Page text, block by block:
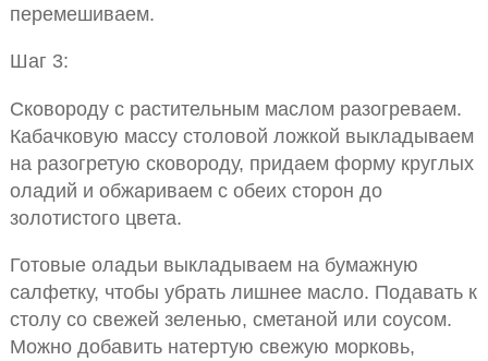
перемешиваем.
Шаг 3:
Сковороду с растительным маслом разогреваем.
Кабачковую массу столовой ложкой выкладываем
на разогретую сковороду, придаем форму круглых
оладий и обжариваем с обеих сторон до
золотистого цвета.
Готовые оладьи выкладываем на бумажную
салфетку, чтобы убрать лишнее масло. Подавать к
столу со свежей зеленью, сметаной или соусом.
Можно добавить натертую свежую морковь,